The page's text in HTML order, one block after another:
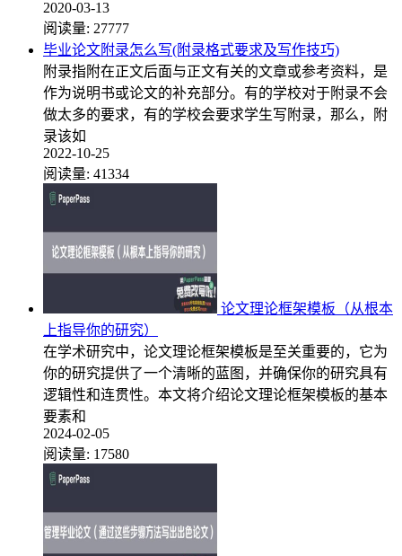
2020-03-13
阅读量: 27777
毕业论文附录怎么写(附录格式要求及写作技巧)
附录指附在正文后面与正文有关的文章或参考资料，是
作为说明书或论文的补充部分。有的学校对于附录不会
做太多的要求，有的学校会要求学生写附录，那么，附
录该如
2022-10-25
阅读量: 41334
论文理论框架模板（从根本
上指导你的研究）
在学术研究中，论文理论框架模板是至关重要的，它为
你的研究提供了一个清晰的蓝图，并确保你的研究具有
逻辑性和连贯性。本文将介绍论文理论框架模板的基本
要素和
2024-02-05
阅读量: 17580